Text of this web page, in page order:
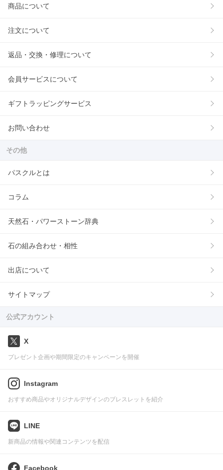
商品について
注文について
返品・交換・修理について
会員サービスについて
ギフトラッピングサービス
お問い合わせ
その他
パスクルとは
コラム
天然石・パワーストーン辞典
石の組み合わせ・相性
出店について
サイトマップ
公式アカウント
X
プレゼント企画や期間限定のキャンペーンを開催
Instagram
おすすめ商品やオリジナルデザインのブレスレットを紹介
LINE
新商品の情報や関連コンテンツを配信
Facebook